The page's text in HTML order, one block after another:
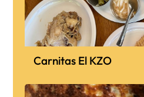
Carnitas El KZO